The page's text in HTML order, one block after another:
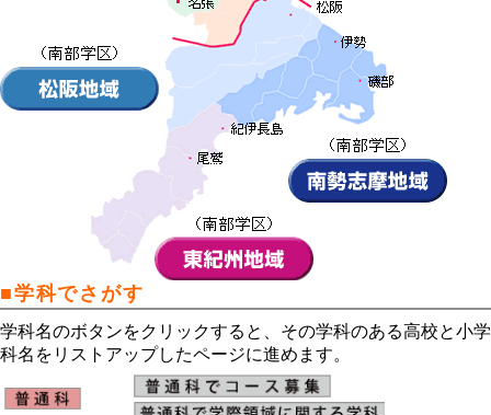
■学科でさがす
学科名のボタンをクリックすると、その学科のある高校と小学
科名をリストアップしたページに進めます。